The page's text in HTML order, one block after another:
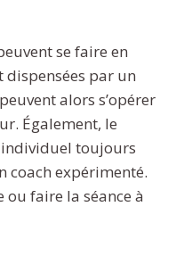
se faire en
dispensées par un
alors s’opérer
Également, le
toujours
coach expérimenté.
ou faire la séance à